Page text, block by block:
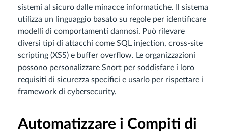
sistemi al sicuro dalle minacce informatiche. Il sistema
utilizza un linguaggio basato su regole per identificare
modelli di comportamenti dannosi. Può rilevare
diversi tipi di attacchi come SQL injection, cross-site
scripting (XSS) e buffer overflow. Le organizzazioni
possono personalizzare Snort per soddisfare i loro
requisiti di sicurezza specifici e usarlo per rispettare i
framework di cybersecurity.
Automatizzare i Compiti di